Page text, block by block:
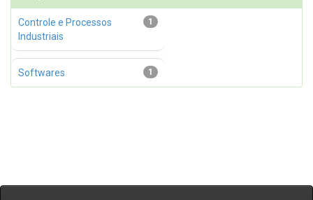
1
Controle e Processos
Industriais
1
Softwares